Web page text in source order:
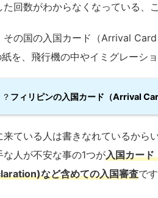
回数がわからなくなっている、
その国の入国カード（Arrival
を、飛行機の中やイミグレーショ
フィリピンの入国カード（Arrival
ている人は書きなれているから
人が不安な事の1つが入国カー
など含めての入国審査で